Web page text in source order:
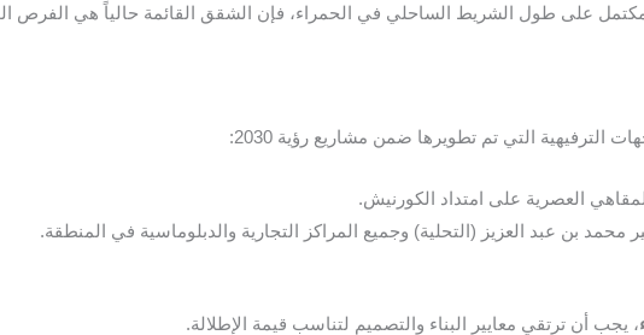
مكتمل على طول الشريط الساحلي في الحمراء، فإن الشقق القائمة حالياً هي الفرص
التي تم تطويرها ضمن مشاريع رؤية 2030:
العصرية على امتداد الكورنيش.
بن عبد العزيز (التحلية) وجميع المراكز التجارية والدبلوماسية في المنطقة.
، يجب أن ترتقي معايير البناء والتصميم لتناسب قيمة الإطلالة.